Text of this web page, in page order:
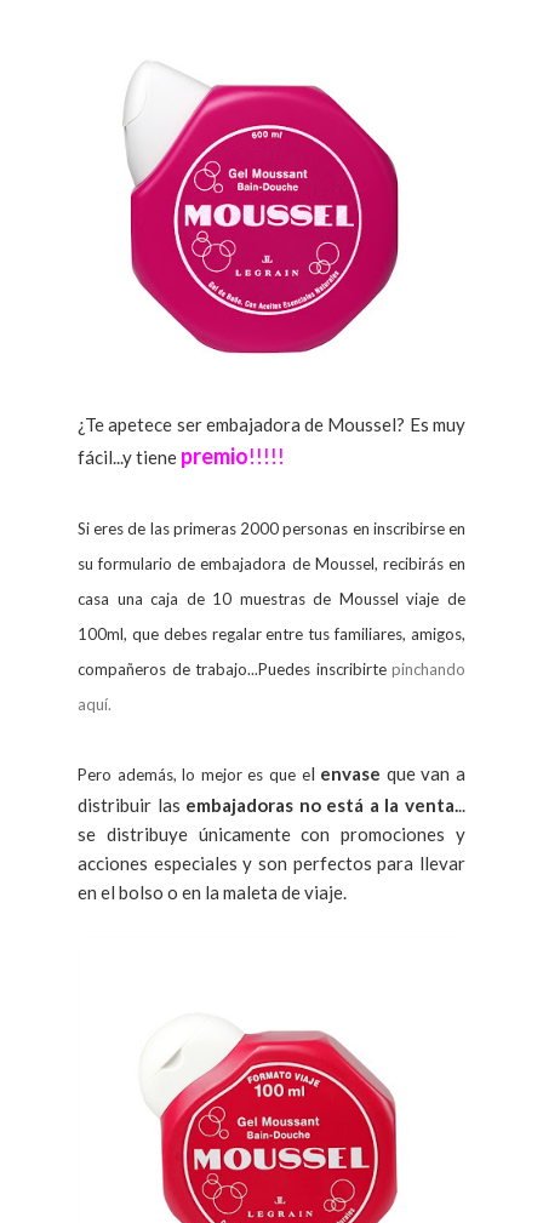
¿Te apetece ser embajadora de Moussel? Es muy
fácil...y tiene premio!!!!!
Si eres de las primeras 2000 personas en inscribirse en
su formulario de embajadora de Moussel, recibirás en
casa una caja de 10 muestras de Moussel viaje de
100ml, que debes regalar entre tus familiares, amigos,
compañeros de trabajo...Puedes inscribirte pinchando
aquí.
Pero además, lo mejor es que el envase que van a
distribuir las embajadoras no está a la venta...
se distribuye únicamente con promociones y
acciones especiales y son perfectos para llevar
en el bolso o en la maleta de viaje.